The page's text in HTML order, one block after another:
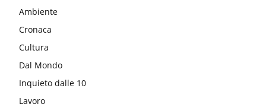
Ambiente
Cronaca
Cultura
Dal Mondo
Inquieto dalle 10
Lavoro